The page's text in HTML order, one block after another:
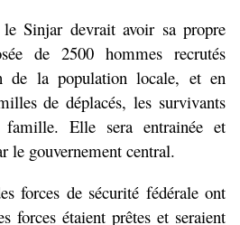
Sinjar devrait avoir sa propre
de 2500 hommes recrutés
de la population locale, et en
de déplacés, les survivants
Elle sera entrainée et
le gouvernement central.
forces de sécurité fédérale ont
forces étaient prêtes et seraient